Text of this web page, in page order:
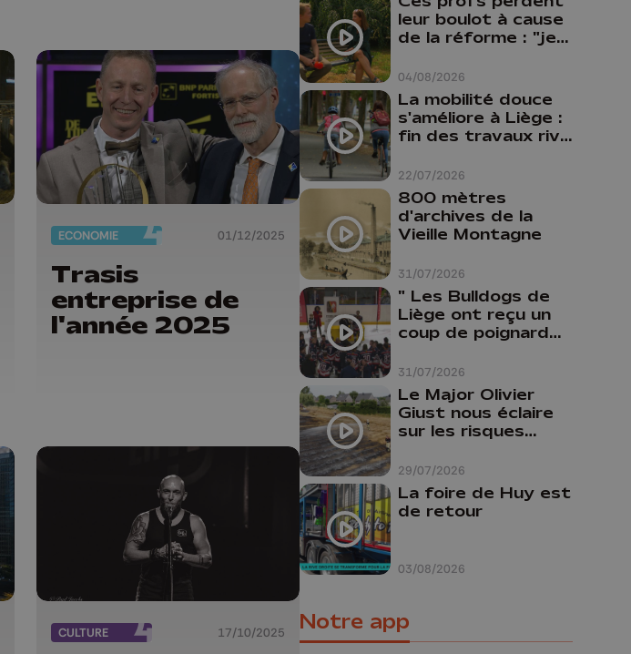
ECONOMIE 01/12/2025
Trasis
entreprise de
l'année 2025
CULTURE 17/10/2025
n'est formé ne
peut pas nous
aider"
04/08/2026
leur boulot à cause
de la réforme : "je
comme prof que
comme
pharmacienne"
22/07/2026
La mobilité douce
s'améliore à Liège :
fin des travaux rive
cyclo-piétonnes
Avroy et
Guillemins...
31/07/2026
800 mètres
d'archives de la
Vieille Montagne
31/07/2026
" Les Bulldogs de
Liège ont reçu un
coup de poignard
29/07/2026
Le Major Olivier
Giust nous éclaire
sur les risques
Belgique : "Un
incendie comme en
Gironde ne pourrait
pas avoir lieu chez
03/08/2026
La foire de Huy est
de retour
Notre app